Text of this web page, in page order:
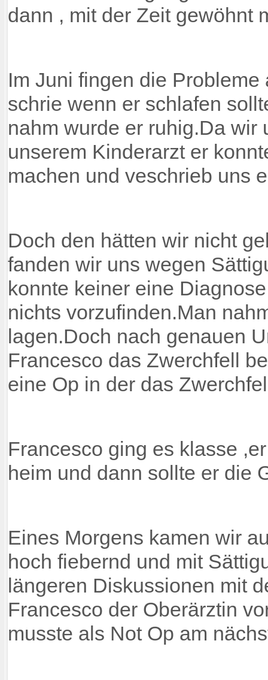
dann , mit der Zeit gewöhnt
Im Juni fingen die
schrie wenn er schlafen
nahm wurde er ruhig.Da wir
unserem Kinderarzt er
machen und veschrieb uns
Doch den hätten wir nicht
fanden wir uns wegen
konnte keiner eine
nichts vorzufinden.Man
lagen.Doch nach genauen
Francesco das Zwerchfell
eine Op in der das
Francesco ging es klasse
heim und dann sollte er die
Eines Morgens kamen wir
hoch fiebernd und mit
längeren Diskussionen mit
Francesco der Oberärztin
musste als Not Op am